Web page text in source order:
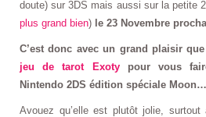
doute) sur 3DS mais aussi sur la petite
plus grand bien) le 23 Novembre
C’est donc avec un grand plaisir
jeu de tarot Exotypour vous
Nintendo 2DS édition spéciale Moon…
Avouez qu’elle est plutôt jolie,